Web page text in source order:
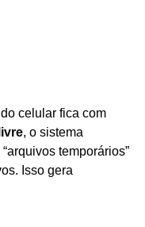
celular fica com
, o sistema
temporários”
Isso gera